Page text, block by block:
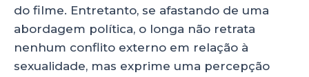
do filme. Entretanto, se afastando de uma
abordagem política, o longa não retrata
nenhum conflito externo em relação à
sexualidade, mas exprime uma percepção